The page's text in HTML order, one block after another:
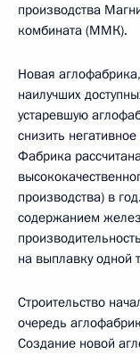
производства
комбината (ММК).
Новая
наилучших
устаревшую
снизить
Фабрика
производства) в
содержанием
на выплавку одной
Строительство
очередь
Создание новой